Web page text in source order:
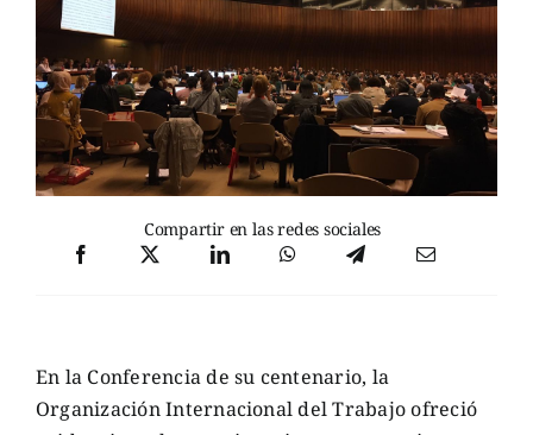
Compartir en las redes sociales
En la Conferencia de su centenario, la
Organización Internacional del Trabajo ofreció